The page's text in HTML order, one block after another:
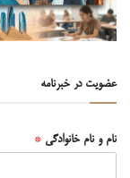
عضویت در خبرنامه
نام و نام خانوادگی *